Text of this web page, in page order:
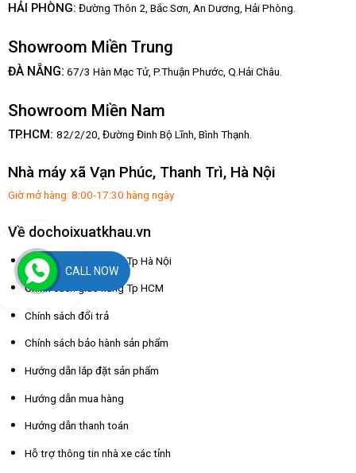
HẢI PHÒNG: Đường Thôn 2, Bắc Sơn, An Dương, Hải Phòng.
Showroom Miền Trung
ĐÀ NẴNG: 67/3 Hàn Mạc Tử, P.Thuận Phước, Q.Hải Châu.
Showroom Miền Nam
TP.HCM: 82/2/20, Đường Đinh Bộ Lĩnh, Bình Thạnh.
Nhà máy xã Vạn Phúc, Thanh Trì, Hà Nội
Giờ mở hàng: 8:00-17:30 hàng ngày
Về dochoixuatkhau.vn
Chính sách giao hàng Tp Hà Nội
Chính sách giao hàng Tp HCM
Chính sách đổi trả
Chính sách bảo hành sản phẩm
Hướng dẫn lắp đặt sản phẩm
Hướng dẫn mua hàng
Hướng dẫn thanh toán
Hỗ trợ thông tin nhà xe các tỉnh
CALL NOW